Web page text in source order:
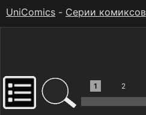
UniComics - Серии комиксов
1 2